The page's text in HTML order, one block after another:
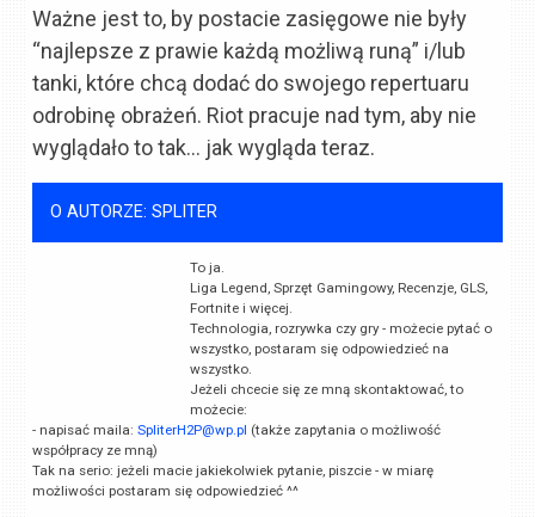
Ważne jest to, by postacie zasięgowe nie były
“najlepsze z prawie każdą możliwą runą” i/lub
tanki, które chcą dodać do swojego repertuaru
odrobinę obrażeń. Riot pracuje nad tym, aby nie
wyglądało to tak… jak wygląda teraz.
O AUTORZE: SPLITER
To ja.
Liga Legend, Sprzęt Gamingowy, Recenzje, GLS,
Fortnite i więcej.
Technologia, rozrywka czy gry - możecie pytać o
wszystko, postaram się odpowiedzieć na
wszystko.
Jeżeli chcecie się ze mną skontaktować, to
możecie:
- napisać maila:SpliterH2P@wp.pl (także zapytania o możliwość
współpracy ze mną)
Tak na serio: jeżeli macie jakiekolwiek pytanie, piszcie - w miarę
możliwości postaram się odpowiedzieć ^^